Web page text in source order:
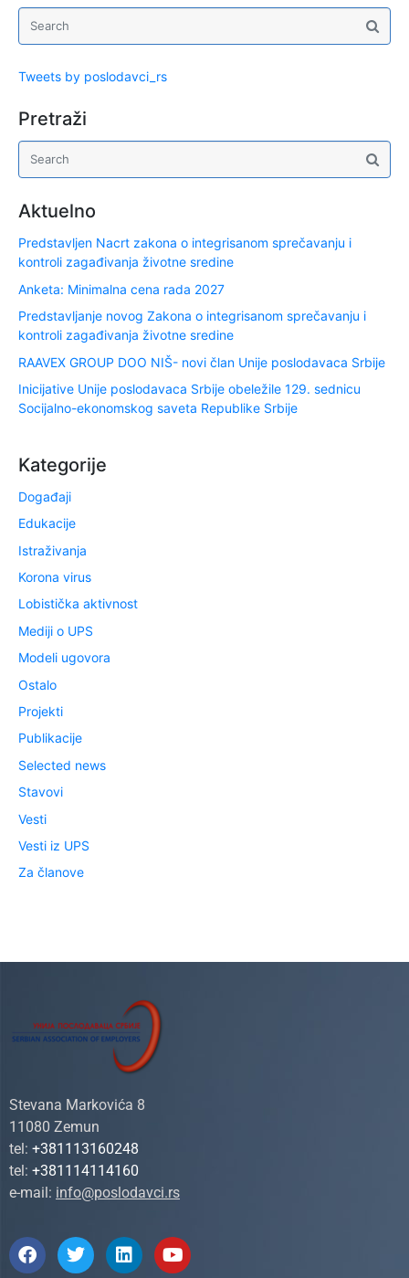
Tweets by poslodavci_rs
Pretraži
Aktuelno
Predstavljen Nacrt zakona o integrisanom sprečavanju i
kontroli zagađivanja životne sredine
Anketa: Minimalna cena rada 2027
Predstavljanje novog Zakona o integrisanom sprečavanju i
kontroli zagađivanja životne sredine
RAAVEX GROUP DOO NIŠ- novi član Unije poslodavaca Srbije
Inicijative Unije poslodavaca Srbije obeležile 129. sednicu
Socijalno-ekonomskog saveta Republike Srbije
Kategorije
Događaji
Edukacije
Istraživanja
Korona virus
Lobistička aktivnost
Mediji o UPS
Modeli ugovora
Ostalo
Projekti
Publikacije
Selected news
Stavovi
Vesti
Vesti iz UPS
Za članove
Stevana Markovića 8
11080 Zemun
tel: +381113160248
tel: +381114114160
e-mail: info@poslodavci.rs